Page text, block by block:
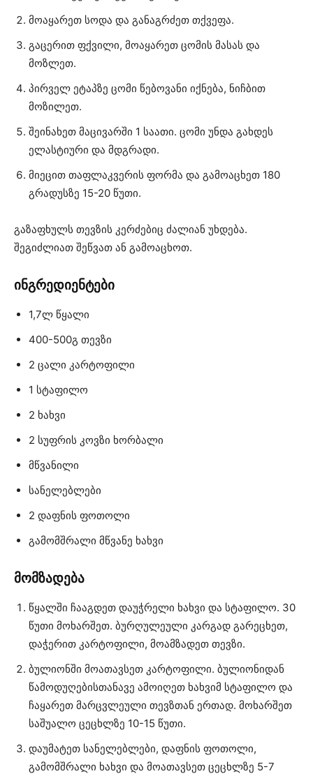
მოაყარეთ სოდა და განაგრძეთ თქვეფა.
გაცერით ფქვილი, მოაყარეთ ცომის მასას და
მოზლეთ.
პირველ ეტაპზე ცომი წებოვანი იქნება, ნიჩბით
მოზილეთ.
შეინახეთ მაცივარში 1 საათი. ცომი უნდა გახდეს
ელასტიური და მდგრადი.
მიეცით თაფლაკვერის ფორმა და გამოაცხეთ 180
გრადუსზე 15-20 წუთი.
გაზაფხულს თევზის კერძებიც ძალიან უხდება.
შეგიძლიათ შეწვათ ან გამოაცხოთ.
ინგრედიენტები
1,7ლ წყალი
400-500გ თევზი
2 ცალი კარტოფილი
1 სტაფილო
2 ხახვი
2 სუფრის კოვზი ხორბალი
მწვანილი
სანელებლები
2 დაფნის ფოთოლი
გამომშრალი მწვანე ხახვი
მომზადება
წყალში ჩააგდეთ დაუჭრელი ხახვი და სტაფილო. 30
წუთი მოხარშეთ. ბურღულეული კარგად გარეცხეთ,
დაჭერით კარტოფილი, მოამზადეთ თევზი.
ბულიონში მოათავსეთ კარტოფილი. ბულიონიდან
წამოდუღებისთანავე ამოიღეთ ხახვიმ სტაფილო და
ჩაყარეთ მარცვლეული თევზთან ერთად. მოხარშეთ
საშუალო ცეცხლზე 10-15 წუთი.
დაუმატეთ სანელებლები, დაფნის ფოთოლი,
გამომშრალი ხახვი და მოათავსეთ ცეცხლზე 5-7